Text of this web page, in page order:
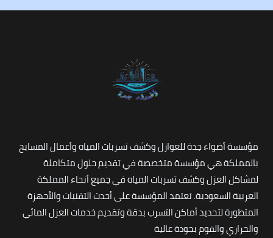
مؤسسة أضواء جدة للعوازل وكشف تسربات المياه وأعمال المسابح
بالمملكة هي مؤسسة متخصصة في تقديم حلول متكاملة
لمشاكل العزل وكشف تسربات المياه في جميع أنحاء المملكة
العربية السعودية. تعتمد المؤسسة على أحدث التقنيات والأجهزة
المتطورة لتحديد أماكن التسرب بدقة وتقديم خدمات العزل المائي
والحراري والفوم بجودة عالية